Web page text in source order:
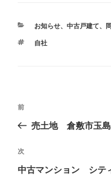
カ
ゴ
お知らせ、 中古戸建て、
タ
自社
投
ビ
ゲ
前
の
稿
前
売土地 倉敷市玉
次
の
次
中古マンション シテ